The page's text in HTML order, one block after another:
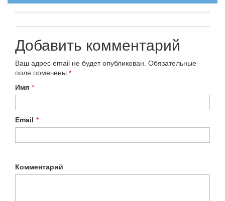
Добавить комментарий
Ваш адрес email не будет опубликован. Обязательные
поля помечены *
Имя *
Email *
Комментарий